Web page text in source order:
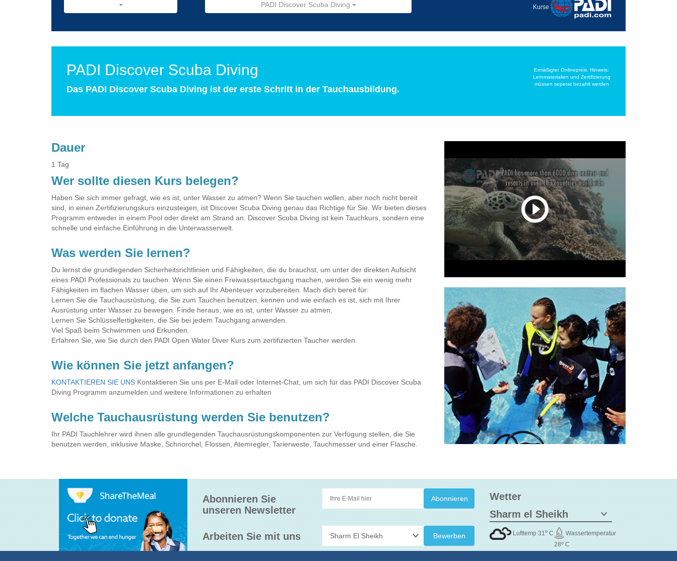
PADI Discover Scuba Diving Kurse
PADI Discover Scuba Diving
Das PADI Discover Scuba Diving ist der erste Schritt in der Tauchausbildung.
Ermäßigter Onlinepreis. Hinweis:
Lernmaterialien und Zertifizierung
müssen seperat bezahlt werden
Dauer
1 Tag
Wer sollte diesen Kurs belegen?
Haben Sie sich immer gefragt, wie es ist, unter Wasser zu atmen? Wenn Sie tauchen wollen, aber noch nicht bereit
sind, in einen Zertifizierungskurs einzusteigen, ist Discover Scuba Diving genau das Richtige für Sie. Wir bieten dieses
Programm entweder in einem Pool oder direkt am Strand an. Discover Scuba Diving ist kein Tauchkurs, sondern eine
schnelle und einfache Einführung in die Unterwasserwelt.
Was werden Sie lernen?
Du lernst die grundlegenden Sicherheitsrichtlinien und Fähigkeiten, die du brauchst, um unter der direkten Aufsicht
eines PADI Professionals zu tauchen. Wenn Sie einen Freiwassertauchgang machen, werden Sie ein wenig mehr
Fähigkeiten im flachen Wasser üben, um sich auf Ihr Abenteuer vorzubereiten. Mach dich bereit für:
Lernen Sie die Tauchausrüstung, die Sie zum Tauchen benutzen, kennen und wie einfach es ist, sich mit Ihrer
Ausrüstung unter Wasser zu bewegen. Finde heraus, wie es ist, unter Wasser zu atmen.
Lernen Sie Schlüsselfertigkeiten, die Sie bei jedem Tauchgang anwenden.
Viel Spaß beim Schwimmen und Erkunden.
Erfahren Sie, wie Sie durch den PADI Open Water Diver Kurs zum zertifizierten Taucher werden.
Wie können Sie jetzt anfangen?
KONTAKTIEREN SIE UNS Kontaktieren Sie uns per E-Mail oder Internet-Chat, um sich für das PADI Discover Scuba
Diving Programm anzumelden und weitere Informationen zu erhalten
Welche Tauchausrüstung werden Sie benutzen?
Ihr PADI Tauchlehrer wird ihnen alle grundlegenden Tauchausrüstungskomponenten zur Verfügung stellen, die Sie
benutzen werden, inklusive Maske, Schnorchel, Flossen, Atemregler, Tarierweste, Tauchmesser und einer Flasche.
Abonnieren Sie
unseren Newsletter
Arbeiten Sie mit uns Bewerben
Wetter
Lufttemp 31 oC
Wassertemperatur
28oC